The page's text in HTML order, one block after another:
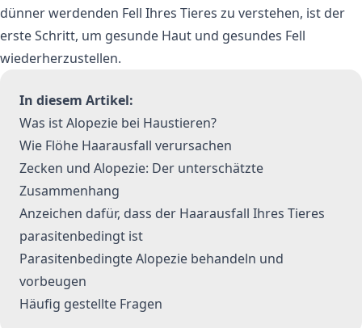
dünner werdenden Fell Ihres Tieres zu verstehen, ist der
erste Schritt, um gesunde Haut und gesundes Fell
wiederherzustellen.
In diesem Artikel:
Was ist Alopezie bei Haustieren?
Wie Flöhe Haarausfall verursachen
Zecken und Alopezie: Der unterschätzte
Zusammenhang
Anzeichen dafür, dass der Haarausfall Ihres Tieres
parasitenbedingt ist
Parasitenbedingte Alopezie behandeln und
vorbeugen
Häufig gestellte Fragen